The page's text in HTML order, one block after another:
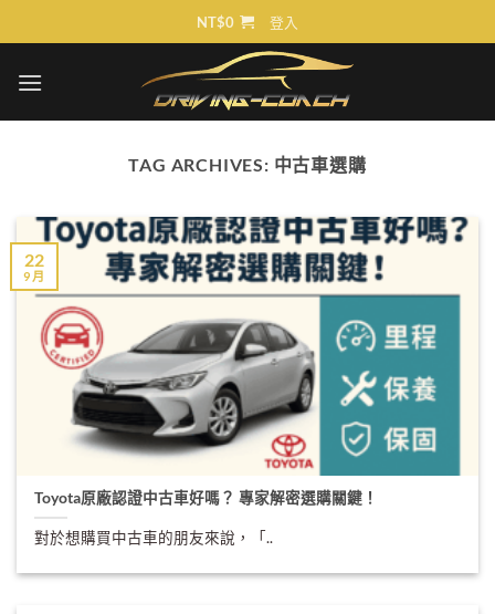
to
NT$0 登入
TAG ARCHIVES: 中古車選購
Toyota原廠認證中古車好嗎？ 專家解密選購關鍵！
對於想購買中古車的朋友來說，「..
22
9 月